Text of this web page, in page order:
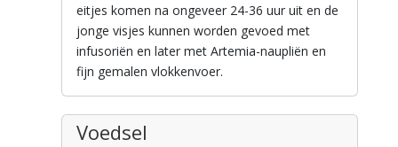
eitjes komen na ongeveer 24-36 uur uit en de
jonge visjes kunnen worden gevoed met
infusoriën en later met Artemia-naupliën en
fijn gemalen vlokkenvoer.
Voedsel